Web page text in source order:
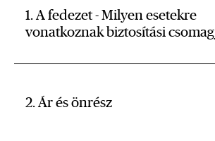
1. A fedezet - Milyen esetekre
vonatkoznak biztosítási
2. Ár és önrész